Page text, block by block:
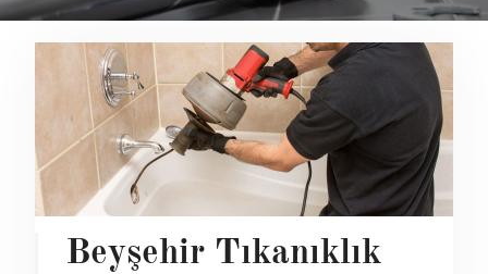
Beyşehir Tıkanıklık